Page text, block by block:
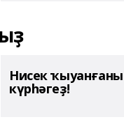
Нисек
күрһәгеҙ!